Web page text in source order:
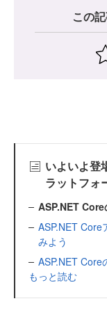
この
いよいよ登
ラットフォ
ASP.NET Core
ASP.NET Core
みよう
ASP.NET Core
もっと読む